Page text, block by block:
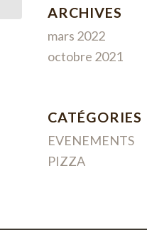
ARCHIVES
mars 2022
octobre 2021
CATÉGORIES
EVENEMENTS
PIZZA